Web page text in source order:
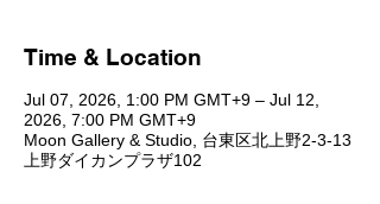
Time & Location
Jul 07, 2026, 1:00 PM GMT+9 – Jul 12,
2026, 7:00 PM GMT+9
Moon Gallery & Studio, 台東区北上野2-3-13
上野ダイカンプラザ102